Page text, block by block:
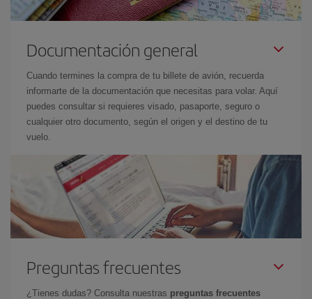
Documentación general
Cuando termines la compra de tu billete de avión, recuerda
informarte de la documentación que necesitas para volar. Aquí
puedes consultar si requieres visado, pasaporte, seguro o
cualquier otro documento, según el origen y el destino de tu
vuelo.
Preguntas frecuentes
¿Tienes dudas? Consulta nuestras preguntas frecuentes